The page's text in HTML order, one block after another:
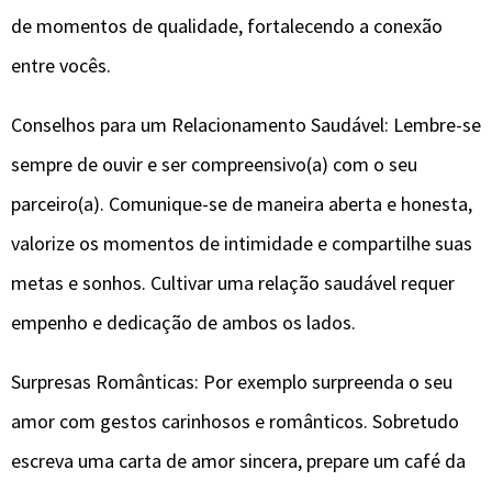
de momentos de qualidade, fortalecendo a conexão
entre vocês.
Conselhos para um Relacionamento Saudável: Lembre-se
sempre de ouvir e ser compreensivo(a) com o seu
parceiro(a). Comunique-se de maneira aberta e honesta,
valorize os momentos de intimidade e compartilhe suas
metas e sonhos. Cultivar uma relação saudável requer
empenho e dedicação de ambos os lados.
Surpresas Românticas: Por exemplo surpreenda o seu
amor com gestos carinhosos e românticos. Sobretudo
escreva uma carta de amor sincera, prepare um café da